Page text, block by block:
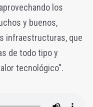
los
y buenos,
infraestructuras, que
de todo tipo y
tecnológico".